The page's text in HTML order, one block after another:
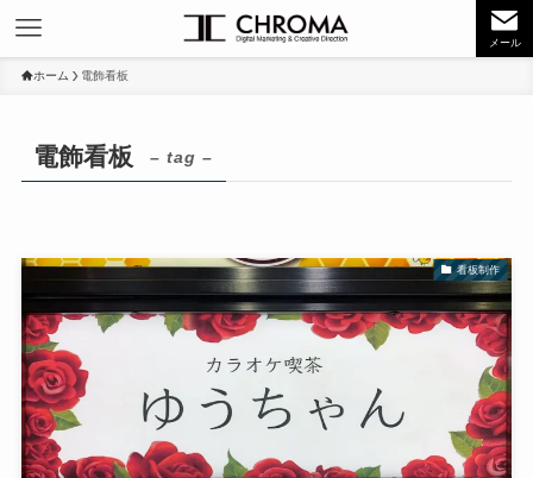
メール
ホーム 電飾看板
電飾看板 – tag –
看板制作